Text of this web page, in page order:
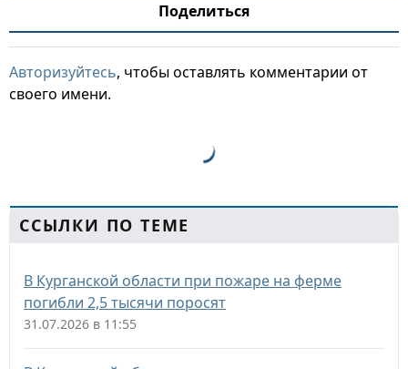
Поделиться
Авторизуйтесь, чтобы оставлять комментарии от
своего имени.
ССЫЛКИ ПО ТЕМЕ
В Курганской области при пожаре на ферме
погибли 2,5 тысячи поросят
31.07.2026 в 11:55